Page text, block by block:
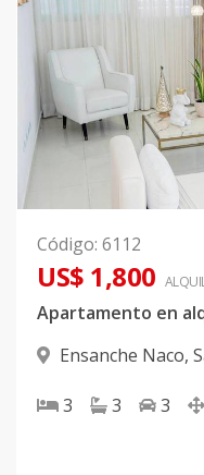
Código: 6112
US$ 1,800
Apartamento en
Ensanche Naco,
3 3 3